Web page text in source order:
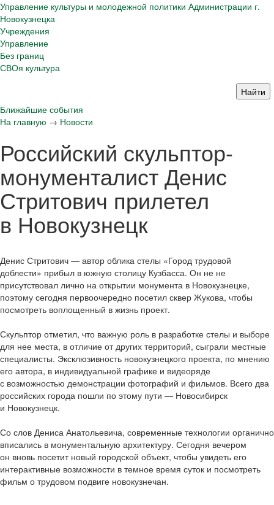
Управление культуры и молодежной политики Администрации г.
Новокузнецка
Учреждения
Управление
Без границ
СВОя культура
Ближайшие события
На главную → Новости
Российский скульптор-
монументалист Денис
Стритович прилетел
в Новокузнецк
Денис Стритович — автор облика стелы «Город трудовой
доблести» прибыл в южную столицу Кузбасса. Он не не
присутствовал лично на открытии монумента в Новокузнецке,
поэтому сегодня первоочередно посетил сквер Жукова, чтобы
посмотреть воплощенный в жизнь проект.
Скульптор отметил, что важную роль в разработке стелы и выборе
для нее места, в отличие от других территорий, сыграли местные
специалисты. Эксклюзивность новокузнецкого проекта, по мнению
его автора, в индивидуальной графике и видеоряде
с возможностью демонстрации фотографий и фильмов. Всего два
российских города пошли по этому пути — Новосибирск
и Новокузнецк.
Со слов Дениса Анатольевича, современные технологии органично
вписались в монументальную архитектуру. Сегодня вечером
он вновь посетит новый городской объект, чтобы увидеть его
интерактивные возможности в темное время суток и посмотреть
фильм о трудовом подвиге новокузнечан.